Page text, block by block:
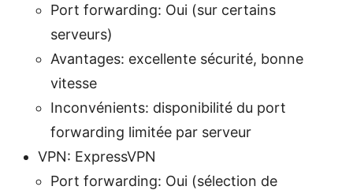
Port forwarding: Oui (sur certains
serveurs)
Avantages: excellente sécurité, bonne
vitesse
Inconvénients: disponibilité du port
forwarding limitée par serveur
VPN: ExpressVPN
Port forwarding: Oui (sélection de